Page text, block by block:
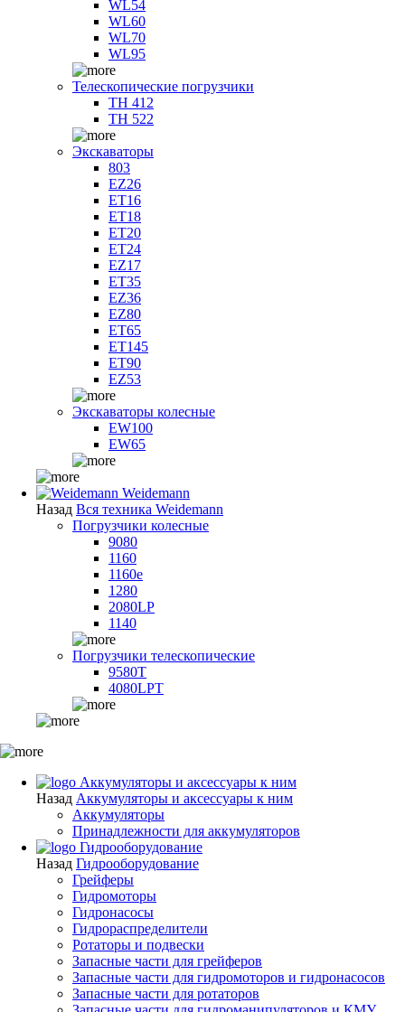
WL54
WL60
WL70
WL95
Телескопические погрузчики
TH 412
TH 522
Экскаваторы
803
EZ26
ET16
ET18
ET20
ET24
EZ17
ET35
EZ36
EZ80
ET65
ET145
ET90
EZ53
Экскаваторы колесные
EW100
EW65
Weidemann
Назад Вся техника Weidemann
Погрузчики колесные
9080
1160
1160e
1280
2080LP
1140
Погрузчики телескопические
9580T
4080LPT
Аккумуляторы и аксессуары к ним
Назад Аккумуляторы и аксессуары к ним
Аккумуляторы
Принадлежности для аккумуляторов
Гидрооборудование
Назад Гидрооборудование
Грейферы
Гидромоторы
Гидронасосы
Гидрораспределители
Ротаторы и подвески
Запасные части для грейферов
Запасные части для гидромоторов и гидронасосов
Запасные части для ротаторов